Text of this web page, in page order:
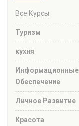
Все Курсы
Туризм
кухня
Обеспечение
Личное Развитие
Красота